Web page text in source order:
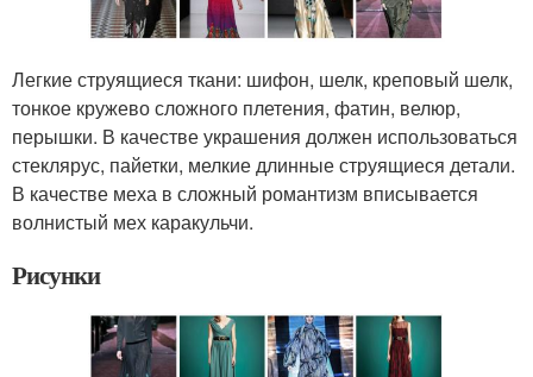
Легкие струящиеся ткани: шифон, шелк, креповый шелк,
тонкое кружево сложного плетения, фатин, велюр,
перышки. В качестве украшения должен использоваться
стеклярус, пайетки, мелкие длинные струящиеся детали.
В качестве меха в сложный романтизм вписывается
волнистый мех каракульчи.
Рисунки